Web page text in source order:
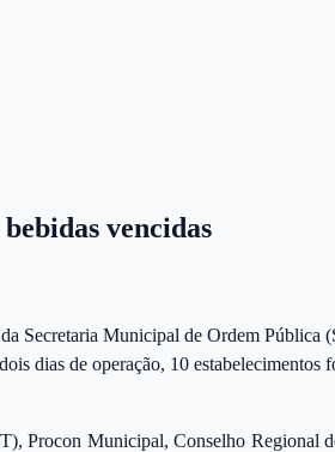
vencidas
Secretaria Municipal de Ordem Pública
dias de operação, 10
Procon Municipal, Conselho Regional